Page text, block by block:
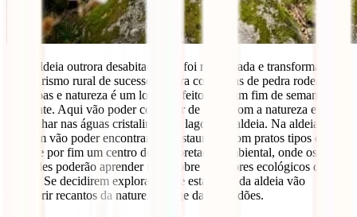
Uma aldeia outrora desabitada que foi recuperada e transformada
num turismo rural de sucesso. Agora com casas de pedra rodeadas
de lagoas e natureza é um local perfeito para um fim de semana
relaxante. Aqui vão poder contactar de perto com a natureza e
mergulhar nas águas cristalinas das lagoas da aldeia. Na aldeia
também vão poder encontrar um restaurante com pratos tipos do
Norte e por fim um centro de interpretação ambiental, onde os
hóspedes poderão aprender mais sobre os valores ecológicos da
região. Se decidirem explorar o que está perto da aldeia vão
descobrir recantos da natureza longe das multidões.